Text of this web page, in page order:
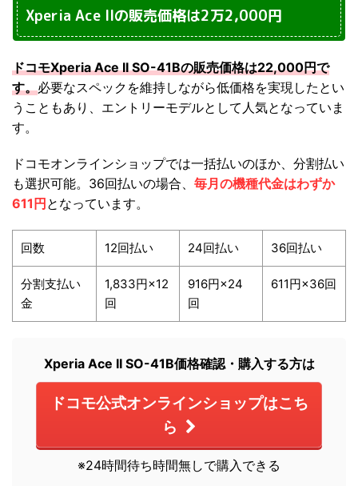
Xperia Ace IIの販売価格は2万2,000円
ドコモXperia Ace II SO-41Bの販売価格は22,000円で
す。必要なスペックを維持しながら低価格を実現したとい
うこともあり、エントリーモデルとして人気となっていま
す。
ドコモオンラインショップでは一括払いのほか、分割払い
も選択可能。36回払いの場合、 毎月の機種代金はわずか
611円となっています。
回数 12回払い 24回払い 36回払い
分割支払い
金
1,833円×12
回
916円×24
回
611円×36回
Xperia Ace II SO-41B価格確認・購入する方は
ドコモ公式オンラインショップはこち
ら
※24時間待ち時間無しで購入できる